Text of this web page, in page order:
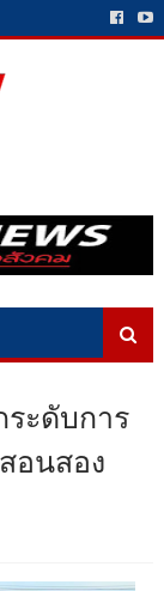
ะดับการ
อนสอง